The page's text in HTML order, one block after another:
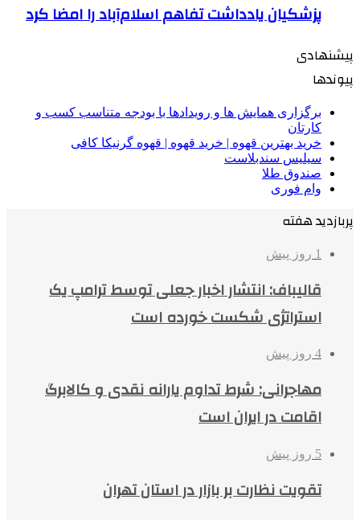
پزشکیان یادداشت تفاهم اسلام‌آباد را امضا کرد
پیشنهادی
پیوندها
برگزاری همایش ها و رویدادها با بودجه متناسب کسب و
کارتان
خرید بهترین قهوه | خرید قهوه | قهوه گرنیکا کافی
سیلیس سندبلاست
صندوق طلا
وام فوری
پربازدید هفته
1 روز پیش
قالیباف: انتشار اخبار جعلی توسط ترامپ یک
استراتژی شکست خورده است
4 روز پیش
مهاجرانی: شرط تداوم یارانه نقدی و کالابرگ
اقامت در ایران است
5 روز پیش
تقویت نظارت بر بازار در استان تهران